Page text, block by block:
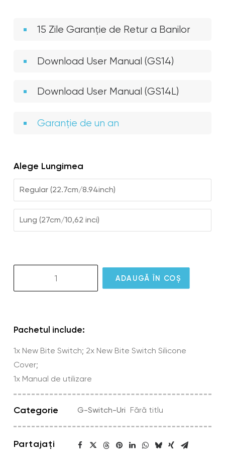
15 Zile Garanție de Retur a Banilor
Download User Manual (GS14)
Download User Manual (GS14L)
Garanție de un an
Alege Lungimea
Regular (22.7cm/8.94inch)
Lung (27cm/10,62 inci)
ADAUGĂ ÎN COȘ
Pachetul include:
1x New Bite Switch; 2x New Bite Switch Silicone
Cover;
1x Manual de utilizare
Categorie G-Switch-Uri Fără titlu
Partajați